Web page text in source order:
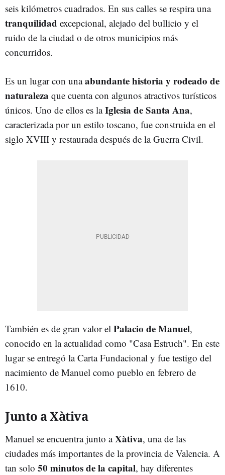
seis kilómetros cuadrados. En sus calles se respira una
tranquilidad excepcional, alejado del bullicio y el
ruido de la ciudad o de otros municipios más
concurridos.
Es un lugar con unaabundante historia y rodeado de
naturaleza que cuenta con algunos atractivos turísticos
únicos. Uno de ellos es laIglesia de Santa Ana,
caracterizada por un estilo toscano, fue construida en el
siglo XVIII y restaurada después de la Guerra Civil.
También es de gran valor el Palacio de Manuel,
conocido en la actualidad como "Casa Estruch". En este
lugar se entregó la Carta Fundacional y fue testigo del
nacimiento de Manuel como pueblo en febrero de
1610.
Junto a Xàtiva
Manuel se encuentra junto aXàtiva, una de las
ciudades más importantes de la provincia de Valencia. A
tan solo 50 minutos de la capital, hay diferentes